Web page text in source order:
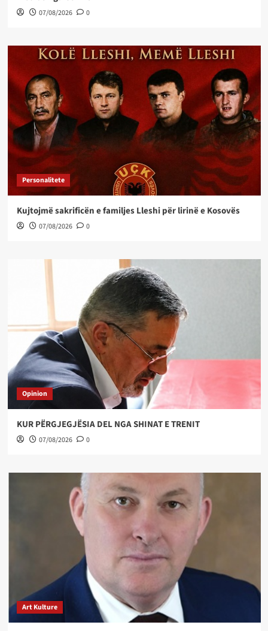
07/08/2026 0
Personalitete
Kujtojmë sakrificën e familjes Lleshi për lirinë e Kosovës
07/08/2026 0
Opinion
KUR PËRGJEGJËSIA DEL NGA SHINAT E TRENIT
07/08/2026 0
Art Kulture